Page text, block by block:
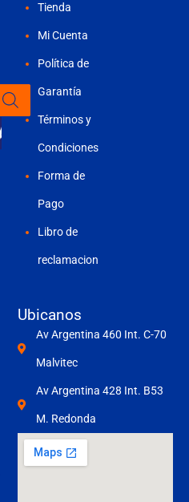
Tienda
Mi Cuenta
Política de
Garantía
Términos y
Condiciones
Forma de
Pago
Libro de
reclamacion
Ubicanos
Av Argentina 460 Int. C-70
Malvitec
Av Argentina 428 Int. B53
M. Redonda